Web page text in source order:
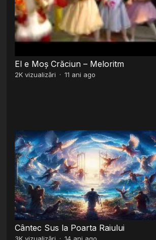
El e Moș Crăciun – Meloritm
2K vizualizări · 11 ani ago
Cântec Sus la Poarta Raiului
3K vizualizări · 14 ani ago